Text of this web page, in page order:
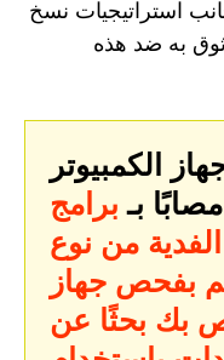
استراتيجيات نسخ
به ضد هذه
الكمبيوتر
بـ برامج
بفحص جهاز
بك بحثًا عن